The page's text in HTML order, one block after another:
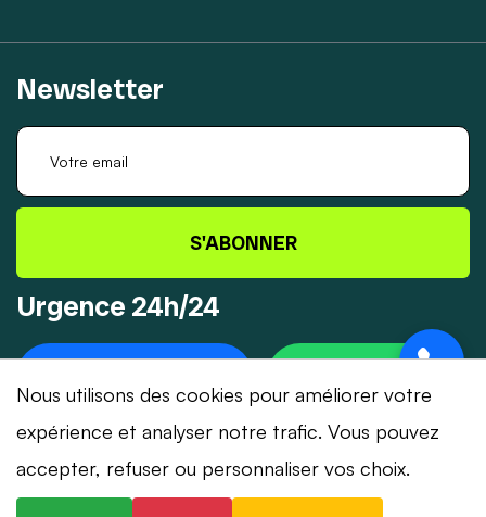
Newsletter
S'ABONNER
Urgence 24h/24
© 2026 Dépannage-Serrurier.ch - Tous droits
Nous utilisons des cookies pour améliorer votre
expérience et analyser notre trafic. Vous pouvez
accepter, refuser ou personnaliser vos choix.